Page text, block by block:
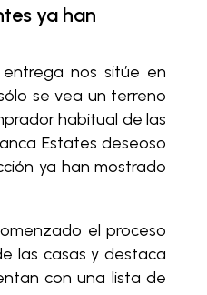
ya han
nos sitúe en
se vea un terreno
habitual de las
Estates deseoso
ya han mostrado
el proceso
las casas y destaca
con una lista de